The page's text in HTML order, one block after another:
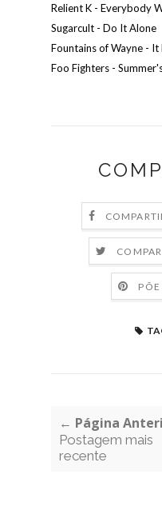
Relient K - Everybody
Sugarcult - Do It Alone
Fountains of Wayne - It
Foo Fighters -
← Página
Postagem mais
recente